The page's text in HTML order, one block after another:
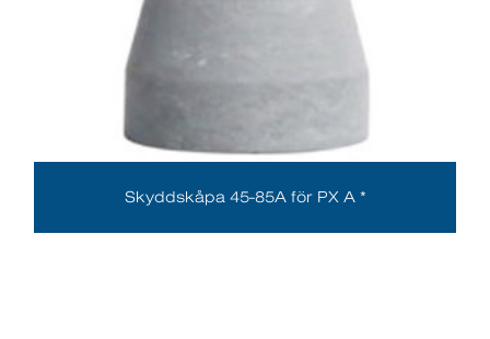
Skyddskåpa 45-85A för PX A *